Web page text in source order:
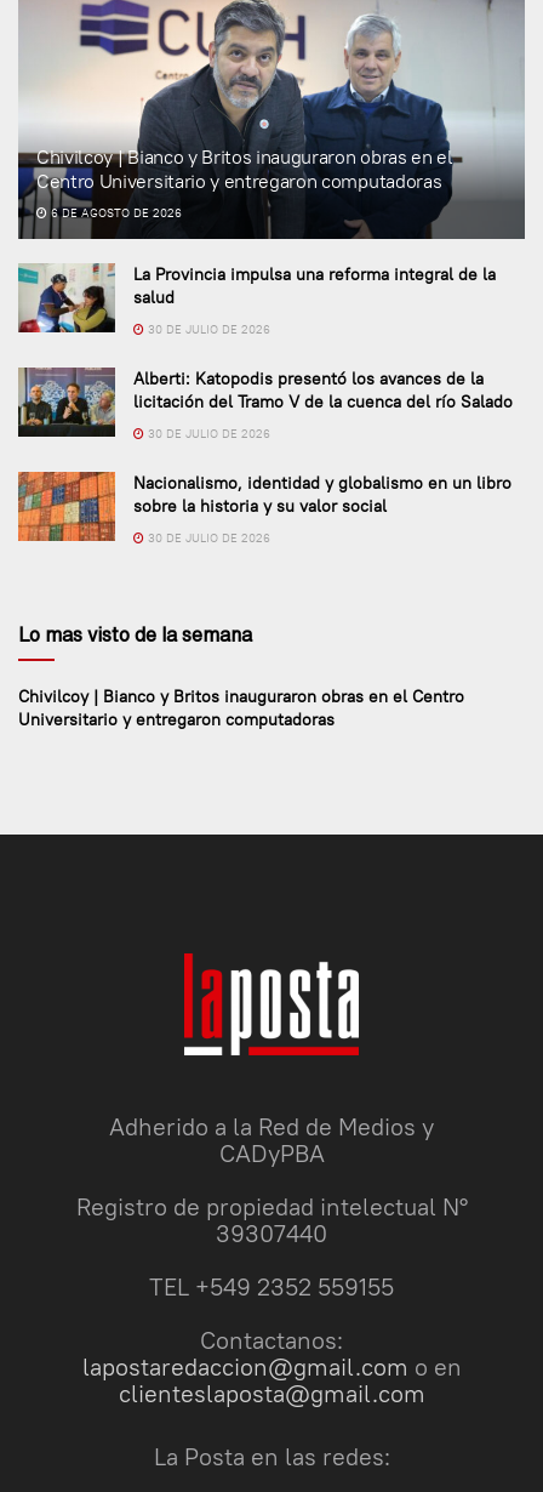
Chivilcoy | Bianco y Britos inauguraron obras en el
Centro Universitario y entregaron computadoras
6 DE AGOSTO DE 2026
La Provincia impulsa una reforma integral de la
salud
30 DE JULIO DE 2026
Alberti: Katopodis presentó los avances de la
licitación del Tramo V de la cuenca del río Salado
30 DE JULIO DE 2026
Nacionalismo, identidad y globalismo en un libro
sobre la historia y su valor social
30 DE JULIO DE 2026
Lo mas visto de la semana
Chivilcoy | Bianco y Britos inauguraron obras en el Centro
Universitario y entregaron computadoras
Adherido a la Red de Medios y
CADyPBA
Registro de propiedad intelectual N°
39307440
TEL +549 2352 559155
Contactanos:
lapostaredaccion@gmail.com o en
clienteslaposta@gmail.com
La Posta en las redes: